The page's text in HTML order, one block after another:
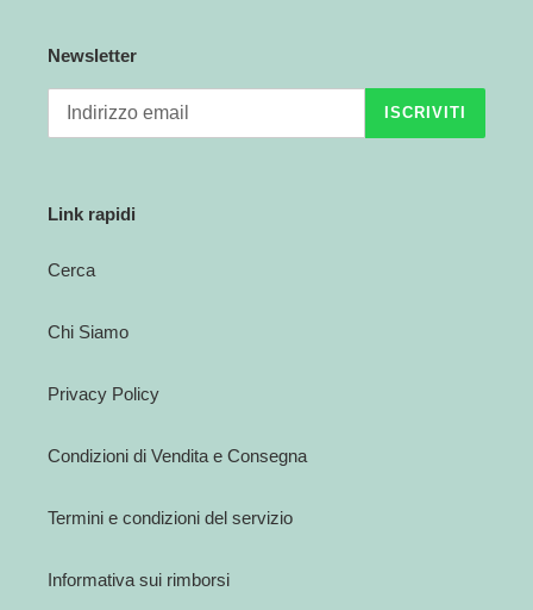
Newsletter
ISCRIVITI
Link rapidi
Cerca
Chi Siamo
Privacy Policy
Condizioni di Vendita e Consegna
Termini e condizioni del servizio
Informativa sui rimborsi